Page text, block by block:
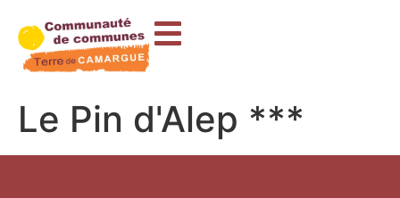
principal
Le Pin d'Alep ***